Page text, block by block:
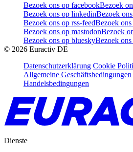
Bezoek ons op facebookBezoek
Bezoek ons op linkedinBezoek
Bezoek ons op rss-feedBezoek
Bezoek ons op mastodonBezoek
Bezoek ons op blueskyBezoek
© 2026 Euractiv DE
Datenschutzerklärung Cookie
Allgemeine Geschäftsbedingungen
Handelsbedingungen
Dienste